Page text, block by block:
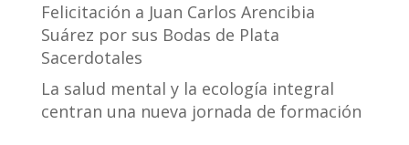
Felicitación a Juan Carlos Arencibia
Suárez por sus Bodas de Plata
Sacerdotales
La salud mental y la ecología integral
centran una nueva jornada de formación